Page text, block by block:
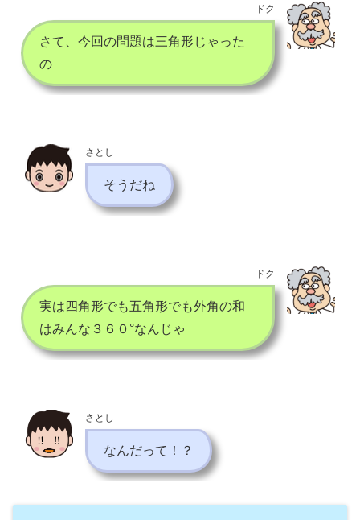
ドク
さて、今回の問題は三角形じゃった
の
さとし
そうだね
ドク
実は四角形でも五角形でも外角の和
はみんな３６０°なんじゃ
さとし
なんだって！？